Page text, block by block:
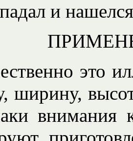
и
это
ширину,
внимания